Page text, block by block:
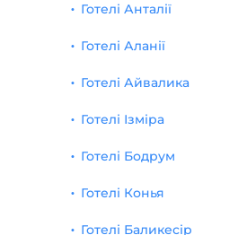
Готелі Анталії
Готелі Аланії
Готелі Айвалика
Готелі Ізміра
Готелі Бодрум
Готелі Конья
Готелі Баликесір